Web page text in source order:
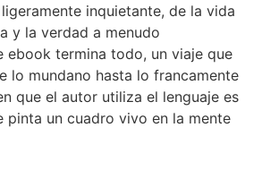
inquietante, de la vida
y la verdad a menudo
ebook termina todo, un viaje que
lo mundano hasta lo francamente
que el autor utiliza el lenguaje es
pinta un cuadro vivo en la mente